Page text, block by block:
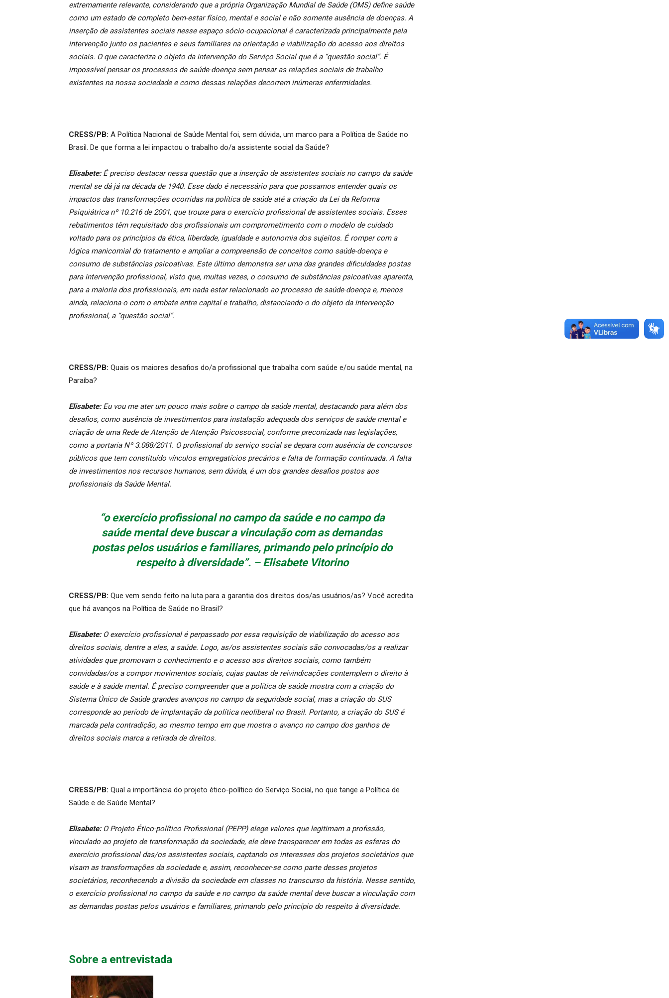
extremamente relevante, considerando que a própria Organização Mundial de Saúde (OMS) define saúde
como um estado de completo bem-estar físico, mental e social e não somente ausência de doenças. A
inserção de assistentes sociais nesse espaço sócio-ocupacional é caracterizada principalmente pela
intervenção junto os pacientes e seus familiares na orientação e viabilização do acesso aos direitos
sociais. O que caracteriza o objeto da intervenção do Serviço Social que é a “questão social”. É
impossível pensar os processos de saúde-doença sem pensar as relações sociais de trabalho
existentes na nossa sociedade e como dessas relações decorrem inúmeras enfermidades.
CRESS/PB: A Política Nacional de Saúde Mental foi, sem dúvida, um marco para a Política de Saúde no
Brasil. De que forma a lei impactou o trabalho do/a assistente social da Saúde?
Elisabete: É preciso destacar nessa questão que a inserção de assistentes sociais no campo da saúde
mental se dá já na década de 1940. Esse dado é necessário para que possamos entender quais os
impactos das transformações ocorridas na política de saúde até a criação da Lei da Reforma
Psiquiátrica nº 10.216 de 2001, que trouxe para o exercício profissional de assistentes sociais. Esses
rebatimentos têm requisitado dos profissionais um comprometimento com o modelo de cuidado
voltado para os princípios da ética, liberdade, igualdade e autonomia dos sujeitos. É romper com a
lógica manicomial do tratamento e ampliar a compreensão de conceitos como saúde-doença e
consumo de substâncias psicoativas. Este último demonstra ser uma das grandes dificuldades postas
para intervenção profissional, visto que, muitas vezes, o consumo de substâncias psicoativas aparenta,
para a maioria dos profissionais, em nada estar relacionado ao processo de saúde-doença e, menos
ainda, relaciona-o com o embate entre capital e trabalho, distanciando-o do objeto da intervenção
profissional, a “questão social”.
CRESS/PB: Quais os maiores desafios do/a profissional que trabalha com saúde e/ou saúde mental, na
Paraíba?
Elisabete: Eu vou me ater um pouco mais sobre o campo da saúde mental, destacando para além dos
desafios, como ausência de investimentos para instalação adequada dos serviços de saúde mental e
criação de uma Rede de Atenção de Atenção Psicossocial, conforme preconizada nas legislações,
como a portaria Nº 3.088/2011. O profissional do serviço social se depara com ausência de concursos
públicos que tem constituído vínculos empregatícios precários e falta de formação continuada. A falta
de investimentos nos recursos humanos, sem dúvida, é um dos grandes desafios postos aos
profissionais da Saúde Mental.
“o exercício profissional no campo da saúde e no campo da
saúde mental deve buscar a vinculação com as demandas
postas pelos usuários e familiares, primando pelo princípio do
respeito à diversidade”. – Elisabete Vitorino
CRESS/PB: Que vem sendo feito na luta para a garantia dos direitos dos/as usuários/as? Você acredita
que há avanços na Política de Saúde no Brasil?
Elisabete: O exercício profissional é perpassado por essa requisição de viabilização do acesso aos
direitos sociais, dentre a eles, a saúde. Logo, as/os assistentes sociais são convocadas/os a realizar
atividades que promovam o conhecimento e o acesso aos direitos sociais, como também
convidadas/os a compor movimentos sociais, cujas pautas de reivindicações contemplem o direito à
saúde e à saúde mental. É preciso compreender que a política de saúde mostra com a criação do
Sistema Único de Saúde grandes avanços no campo da seguridade social, mas a criação do SUS
corresponde ao período de implantação da política neoliberal no Brasil. Portanto, a criação do SUS é
marcada pela contradição, ao mesmo tempo em que mostra o avanço no campo dos ganhos de
direitos sociais marca a retirada de direitos.
CRESS/PB: Qual a importância do projeto ético-político do Serviço Social, no que tange a Política de
Saúde e de Saúde Mental?
Elisabete: O Projeto Ético-político Profissional (PEPP) elege valores que legitimam a profissão,
vinculado ao projeto de transformação da sociedade, ele deve transparecer em todas as esferas do
exercício profissional das/os assistentes sociais, captando os interesses dos projetos societários que
visam as transformações da sociedade e, assim, reconhecer-se como parte desses projetos
societários, reconhecendo a divisão da sociedade em classes no transcurso da história. Nesse sentido,
o exercício profissional no campo da saúde e no campo da saúde mental deve buscar a vinculação com
as demandas postas pelos usuários e familiares, primando pelo princípio do respeito à diversidade.
Sobre a entrevistada